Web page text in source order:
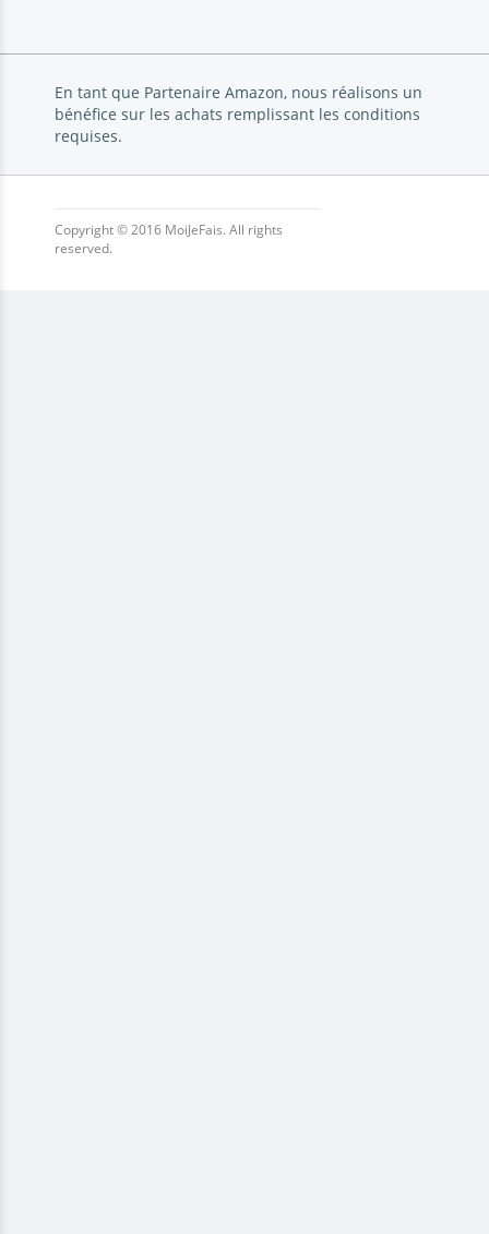
En tant que Partenaire Amazon, nous réalisons un
bénéfice sur les achats remplissant les conditions
requises.
Copyright © 2016 MoiJeFais. All rights
reserved.